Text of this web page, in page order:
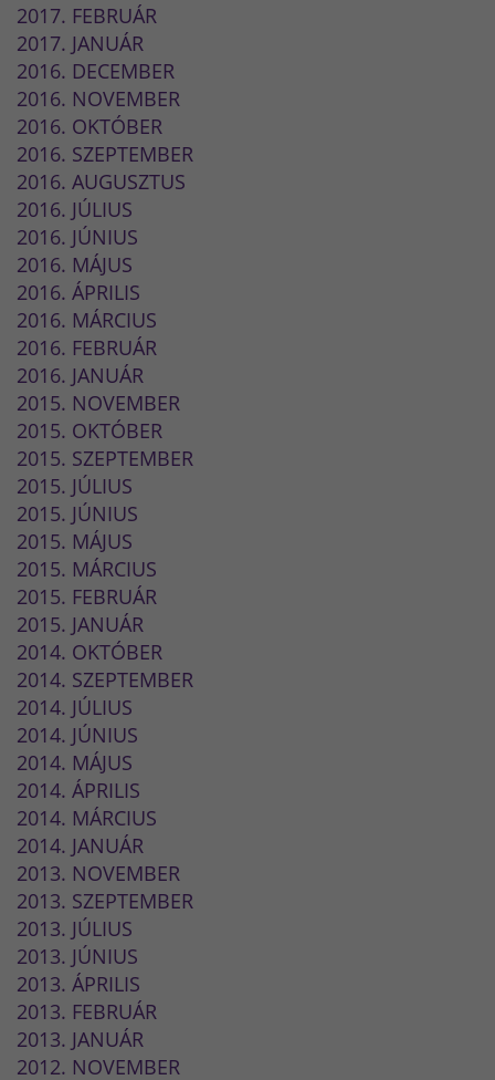
2017. FEBRUÁR
2017. JANUÁR
2016. DECEMBER
2016. NOVEMBER
2016. OKTÓBER
2016. SZEPTEMBER
2016. AUGUSZTUS
2016. JÚLIUS
2016. JÚNIUS
2016. MÁJUS
2016. ÁPRILIS
2016. MÁRCIUS
2016. FEBRUÁR
2016. JANUÁR
2015. NOVEMBER
2015. OKTÓBER
2015. SZEPTEMBER
2015. JÚLIUS
2015. JÚNIUS
2015. MÁJUS
2015. MÁRCIUS
2015. FEBRUÁR
2015. JANUÁR
2014. OKTÓBER
2014. SZEPTEMBER
2014. JÚLIUS
2014. JÚNIUS
2014. MÁJUS
2014. ÁPRILIS
2014. MÁRCIUS
2014. JANUÁR
2013. NOVEMBER
2013. SZEPTEMBER
2013. JÚLIUS
2013. JÚNIUS
2013. ÁPRILIS
2013. FEBRUÁR
2013. JANUÁR
2012. NOVEMBER